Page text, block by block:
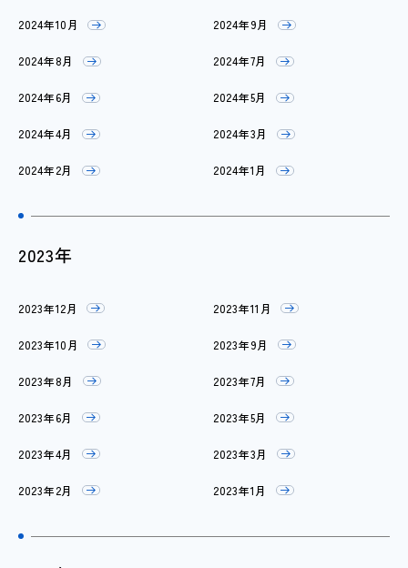
2024年10月 2024年9月
2024年8月 2024年7月
2024年6月 2024年5月
2024年4月 2024年3月
2024年2月 2024年1月
2023年
2023年12月 2023年11月
2023年10月 2023年9月
2023年8月 2023年7月
2023年6月 2023年5月
2023年4月 2023年3月
2023年2月 2023年1月